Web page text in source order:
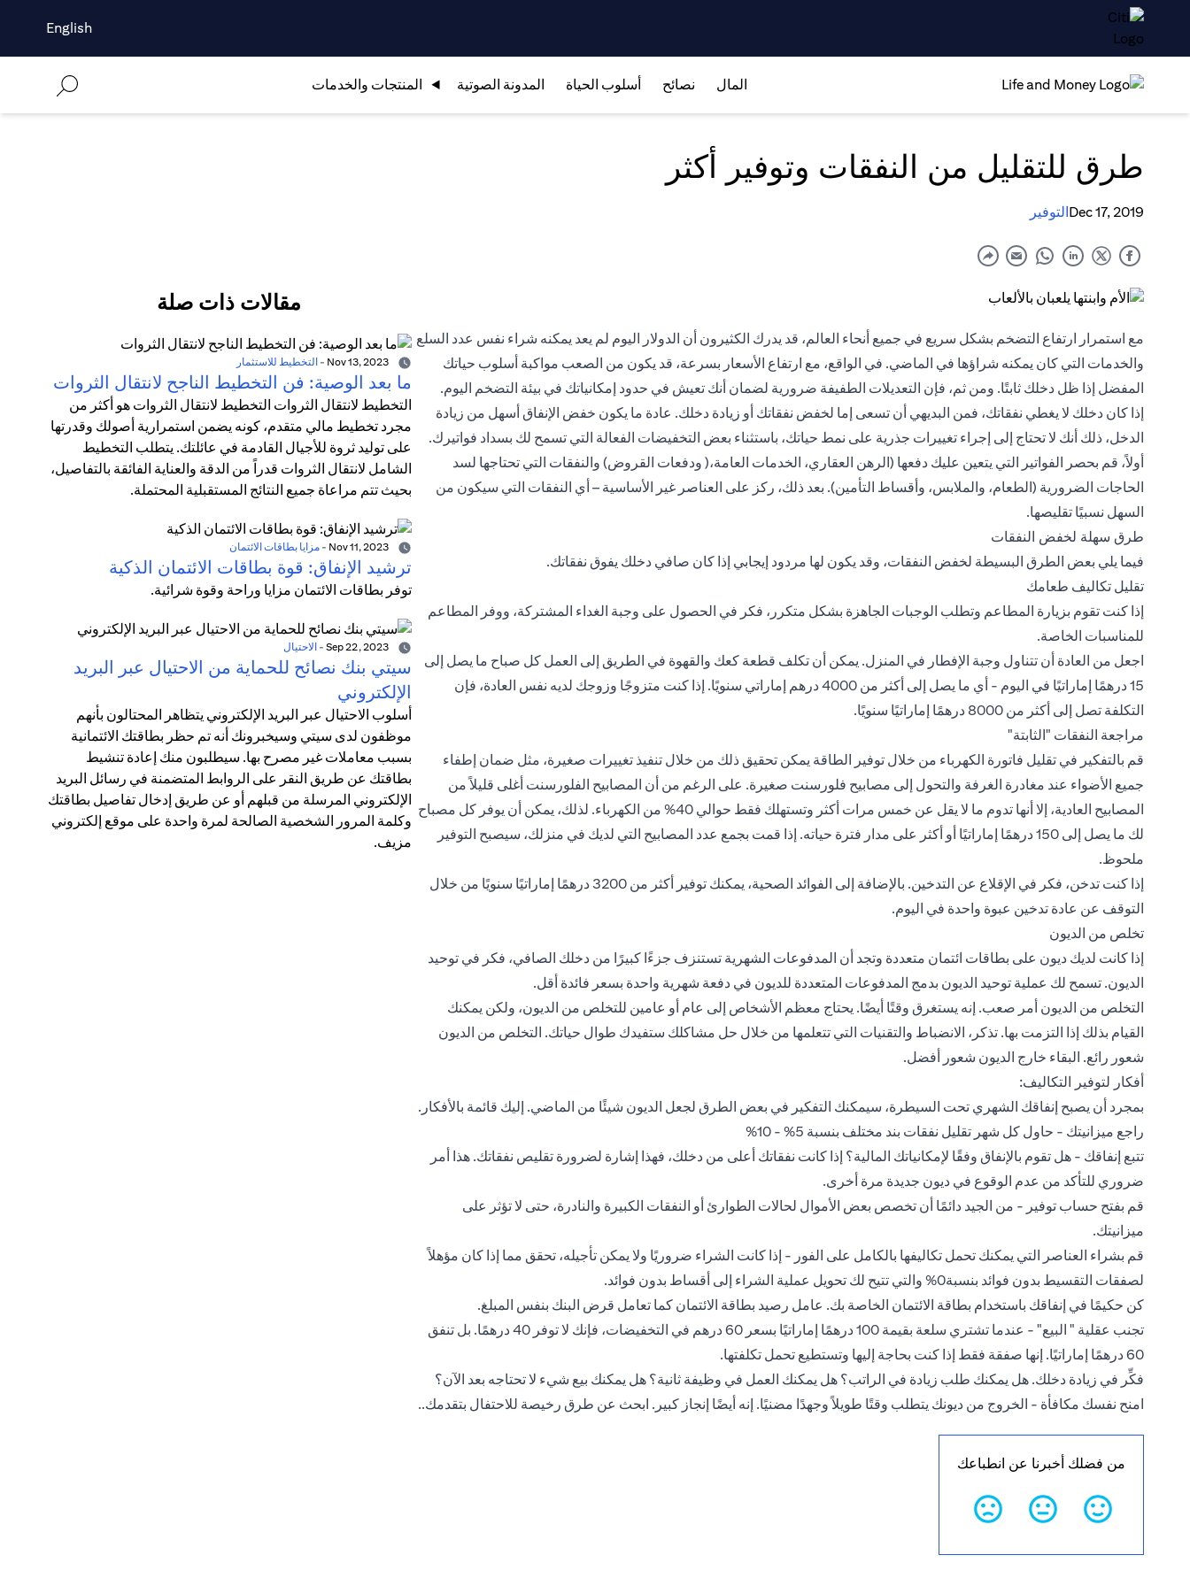
English
المال نصائح أسلوب الحياة المدونة الصوتية المنتجات والخدمات
طرق للتقليل من النفقات وتوفير أكثر
Dec 17, 2019التوفير
مع استمرار ارتفاع التضخم بشكل سريع في جميع أنحاء العالم، قد يدرك الكثيرون أن الدولار اليوم لم يعد يمكنه شراء نفس عدد السلع
والخدمات التي كان يمكنه شراؤها في الماضي. في الواقع، مع ارتفاع الأسعار بسرعة، قد يكون من الصعب مواكبة أسلوب حياتك
المفضل إذا ظل دخلك ثابتًا. ومن ثم، فإن التعديلات الطفيفة ضرورية لضمان أنك تعيش في حدود إمكانياتك في بيئة التضخم اليوم.
إذا كان دخلك لا يغطي نفقاتك، فمن البديهي أن تسعى إما لخفض نفقاتك أو زيادة دخلك. عادة ما يكون خفض الإنفاق أسهل من زيادة
الدخل، ذلك أنك لا تحتاج إلى إجراء تغييرات جذرية على نمط حياتك، باستثناء بعض التخفيضات الفعالة التي تسمح لك بسداد فواتيرك.
أولاً، قم بحصر الفواتير التي يتعين عليك دفعها (الرهن العقاري، الخدمات العامة،( ودفعات القروض) والنفقات التي تحتاجها لسد
الحاجات الضرورية (الطعام، والملابس، وأقساط التأمين). بعد ذلك، ركز على العناصر غير الأساسية – أي النفقات التي سيكون من
السهل نسبيًا تقليصها.
طرق سهلة لخفض النفقات
فيما يلي بعض الطرق البسيطة لخفض النفقات، وقد يكون لها مردود إيجابي إذا كان صافي دخلك يفوق نفقاتك.
تقليل تكاليف طعامك
إذا كنت تقوم بزيارة المطاعم وتطلب الوجبات الجاهزة بشكل متكرر، فكر في الحصول على وجبة الغداء المشتركة، ووفر المطاعم
للمناسبات الخاصة.
اجعل من العادة أن تتناول وجبة الإفطار في المنزل. يمكن أن تكلف قطعة كعك والقهوة في الطريق إلى العمل كل صباح ما يصل إلى
15 درهمًا إماراتيًا في اليوم - أي ما يصل إلى أكثر من 4000 درهم إماراتي سنويًا. إذا كنت متزوجًا وزوجك لديه نفس العادة، فإن
التكلفة تصل إلى أكثر من 8000 درهمًا إماراتيًا سنويًا.
مراجعة النفقات "الثابتة"
قم بالتفكير في تقليل فاتورة الكهرباء من خلال توفير الطاقة يمكن تحقيق ذلك من خلال تنفيذ تغييرات صغيرة، مثل ضمان إطفاء
جميع الأضواء عند مغادرة الغرفة والتحول إلى مصابيح فلورسنت صغيرة. على الرغم من أن المصابيح الفلورسنت أغلى قليلاً من
المصابيح العادية، إلا أنها تدوم ما لا يقل عن خمس مرات أكثر وتستهلك فقط حوالي 40% من الكهرباء. لذلك، يمكن أن يوفر كل مصباح
لك ما يصل إلى 150 درهمًا إماراتيًا أو أكثر على مدار فترة حياته. إذا قمت بجمع عدد المصابيح التي لديك في منزلك، سيصبح التوفير
ملحوظ.
إذا كنت تدخن، فكر في الإقلاع عن التدخين. بالإضافة إلى الفوائد الصحية، يمكنك توفير أكثر من 3200 درهمًا إماراتيًا سنويًا من خلال
التوقف عن عادة تدخين عبوة واحدة في اليوم.
تخلص من الديون
إذا كانت لديك ديون على بطاقات ائتمان متعددة وتجد أن المدفوعات الشهرية تستنزف جزءًا كبيرًا من دخلك الصافي، فكر في توحيد
الديون. تسمح لك عملية توحيد الديون بدمج المدفوعات المتعددة للديون في دفعة شهرية واحدة بسعر فائدة أقل.
التخلص من الديون أمر صعب. إنه يستغرق وقتًا أيضًا. يحتاج معظم الأشخاص إلى عام أو عامين للتخلص من الديون، ولكن يمكنك
القيام بذلك إذا التزمت بها. تذكر، الانضباط والتقنيات التي تتعلمها من خلال حل مشاكلك ستفيدك طوال حياتك. التخلص من الديون
شعور رائع. البقاء خارج الديون شعور أفضل.
أفكار لتوفير التكاليف:
بمجرد أن يصبح إنفاقك الشهري تحت السيطرة، سيمكنك التفكير في بعض الطرق لجعل الديون شيئًا من الماضي. إليك قائمة بالأفكار.
راجع ميزانيتك - حاول كل شهر تقليل نفقات بند مختلف بنسبة 5% - 10%
تتبع إنفاقك - هل تقوم بالإنفاق وفقًا لإمكانياتك المالية؟ إذا كانت نفقاتك أعلى من دخلك، فهذا إشارة لضرورة تقليص نفقاتك. هذا أمر
ضروري للتأكد من عدم الوقوع في ديون جديدة مرة أخرى.
قم بفتح حساب توفير - من الجيد دائمًا أن تخصص بعض الأموال لحالات الطوارئ أو النفقات الكبيرة والنادرة، حتى لا تؤثر على
ميزانيتك.
قم بشراء العناصر التي يمكنك تحمل تكاليفها بالكامل على الفور - إذا كانت الشراء ضروريًا ولا يمكن تأجيله، تحقق مما إذا كان مؤهلاً
لصفقات التقسيط بدون فوائد بنسبة0% والتي تتيح لك تحويل عملية الشراء إلى أقساط بدون فوائد.
كن حكيمًا في إنفاقك باستخدام بطاقة الائتمان الخاصة بك. عامل رصيد بطاقة الائتمان كما تعامل قرض البنك بنفس المبلغ.
تجنب عقلية " البيع" - عندما تشتري سلعة بقيمة 100 درهمًا إماراتيًا بسعر 60 درهم في التخفيضات، فإنك لا توفر 40 درهمًا. بل تنفق
60 درهمًا إماراتيًا. إنها صفقة فقط إذا كنت بحاجة إليها وتستطيع تحمل تكلفتها.
فكِّر في زيادة دخلك. هل يمكنك طلب زيادة في الراتب؟ هل يمكنك العمل في وظيفة ثانية؟ هل يمكنك بيع شيء لا تحتاجه بعد الآن؟
امنح نفسك مكافأة - الخروج من ديونك يتطلب وقتًا طويلاً وجهدًا مضنيًا. إنه أيضًا إنجاز كبير. ابحث عن طرق رخيصة للاحتفال بتقدمك..
مقالات ذات صلة
- التخطيط للاستثمار
ما بعد الوصية: فن التخطيط الناجح لانتقال الثروات
التخطيط لانتقال الثروات التخطيط لانتقال الثروات هو أكثر من
مجرد تخطيط مالي متقدم، كونه يضمن استمرارية أصولك وقدرتها
على توليد ثروة للأجيال القادمة في عائلتك. يتطلب التخطيط
الشامل لانتقال الثروات قدراً من الدقة والعناية الفائقة بالتفاصيل،
بحيث تتم مراعاة جميع النتائج المستقبلية المحتملة.
- مزايا بطاقات الائتمان
ترشيد الإنفاق: قوة بطاقات الائتمان الذكية
توفر بطاقات الائتمان مزايا وراحة وقوة شرائية.
- الاحتيال
سيتي بنك نصائح للحماية من الاحتيال عبر البريد
الإلكتروني
أسلوب الاحتيال عبر البريد الإلكتروني يتظاهر المحتالون بأنهم
موظفون لدى سيتي وسيخبرونك أنه تم حظر بطاقتك الائتمانية
بسبب معاملات غير مصرح بها. سيطلبون منك إعادة تنشيط
بطاقتك عن طريق النقر على الروابط المتضمنة في رسائل البريد
الإلكتروني المرسلة من قبلهم أو عن طريق إدخال تفاصيل بطاقتك
وكلمة المرور الشخصية الصالحة لمرة واحدة على موقع إلكتروني
مزيف.
من فضلك أخبرنا عن انطباعك